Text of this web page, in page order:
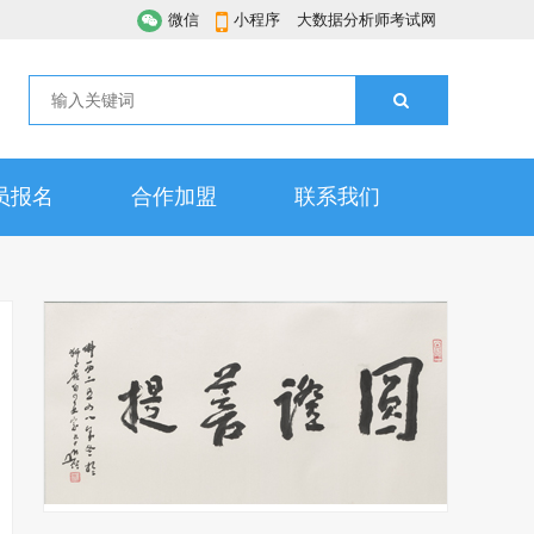
微信 小程序 大数据分析师考试网
报名 合作加盟 联系我们